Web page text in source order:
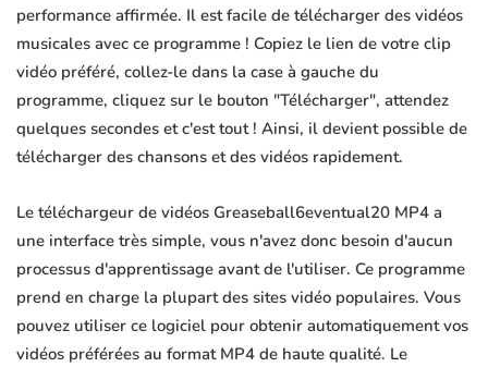
performance affirmée. Il est facile de télécharger des vidéos
musicales avec ce programme ! Copiez le lien de votre clip
vidéo préféré, collez-le dans la case à gauche du
programme, cliquez sur le bouton "Télécharger", attendez
quelques secondes et c'est tout ! Ainsi, il devient possible de
télécharger des chansons et des vidéos rapidement.
Le téléchargeur de vidéos Greaseball6eventual20 MP4 a
une interface très simple, vous n'avez donc besoin d'aucun
processus d'apprentissage avant de l'utiliser. Ce programme
prend en charge la plupart des sites vidéo populaires. Vous
pouvez utiliser ce logiciel pour obtenir automatiquement vos
vidéos préférées au format MP4 de haute qualité. Le